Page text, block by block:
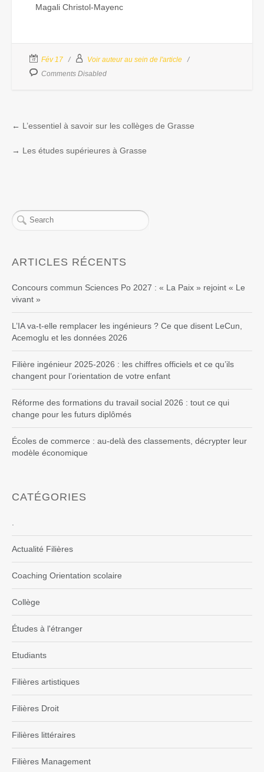
Magali Christol-Mayenc
Fév 17
Voir auteur au sein de l'article
Comments Disabled
← L’essentiel à savoir sur les collèges de Grasse
→ Les études supérieures à Grasse
ARTICLES RÉCENTS
Concours commun Sciences Po 2027 : « La Paix » rejoint « Le
vivant »
L’IA va-t-elle remplacer les ingénieurs ? Ce que disent LeCun,
Acemoglu et les données 2026
Filière ingénieur 2025-2026 : les chiffres officiels et ce qu’ils
changent pour l’orientation de votre enfant
Réforme des formations du travail social 2026 : tout ce qui
change pour les futurs diplômés
Écoles de commerce : au-delà des classements, décrypter leur
modèle économique
CATÉGORIES
Actualité Filières
Coaching Orientation scolaire
Collège
Études à l'étranger
Etudiants
Filières artistiques
Filières Droit
Filières littéraires
Filières Management